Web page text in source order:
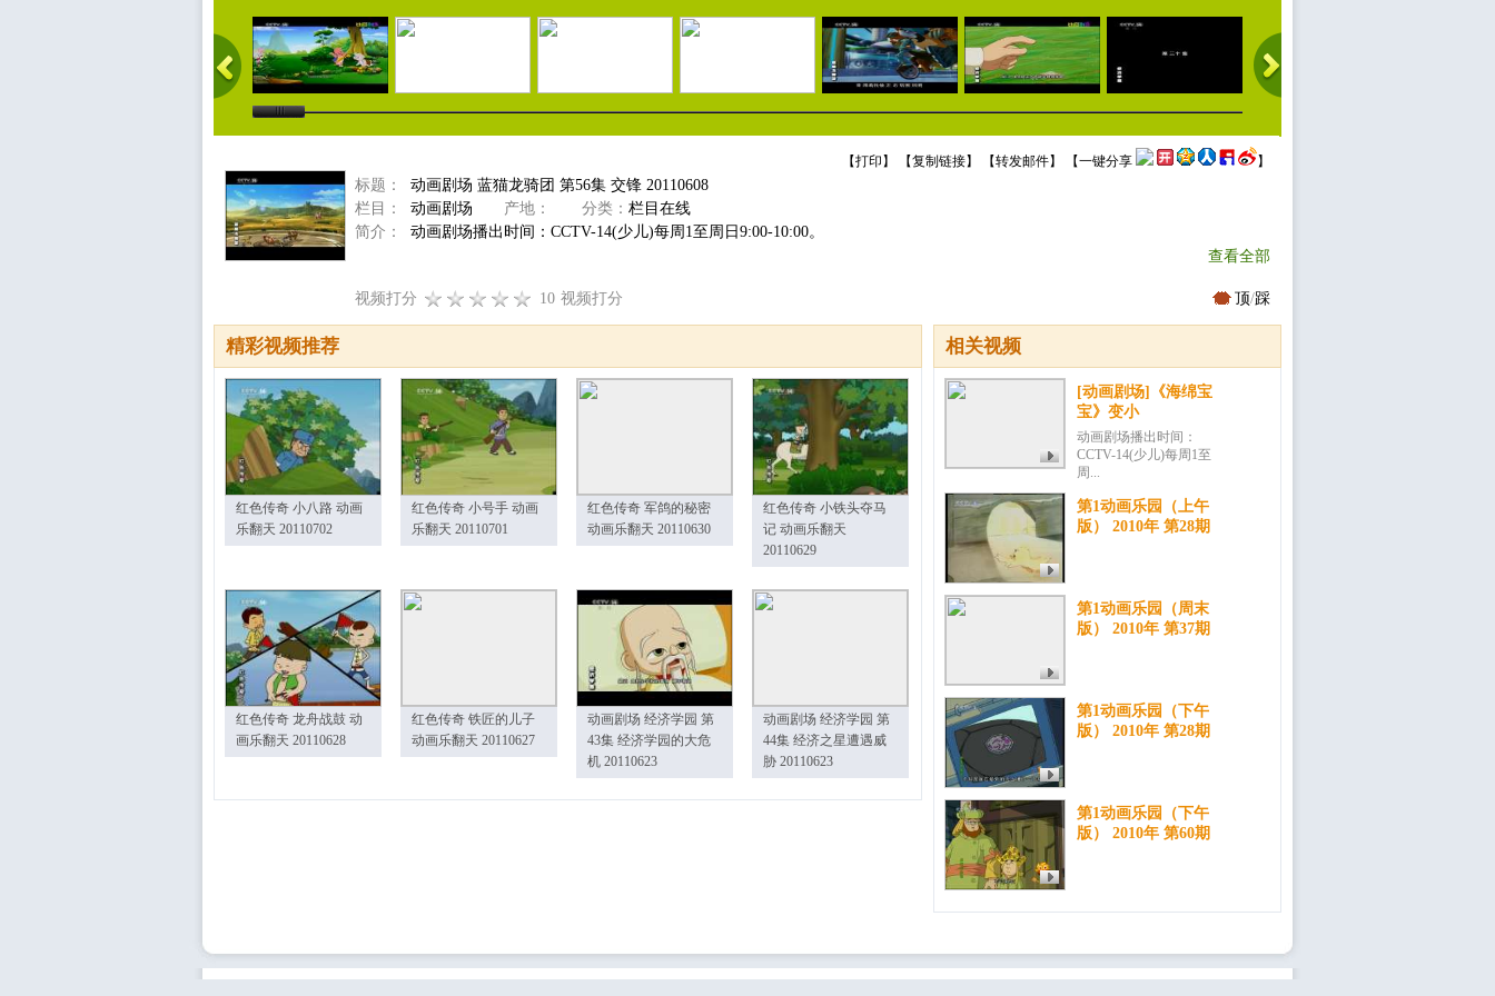
【打印 】 【复制链接】 【转发邮件】 【一键分享 】
标题：
动画剧场 蓝猫龙骑团 第56集 交锋 20110608
栏目：
动画剧场 产地： 分类： 栏目在线
简介：
动画剧场播出时间：CCTV-14(少儿)每周1至周日9:00-10:00。
查看全部
视频打分 10 视频打分 顶/踩
相关视频
[动画剧场]《海绵宝
宝》变小
动画剧场播出时间：
CCTV-14(少儿)每周1至
周...
第1动画乐园（上午
版） 2010年 第28期
第1动画乐园（周末
版） 2010年 第37期
第1动画乐园（下午
版） 2010年 第28期
第1动画乐园（下午
版） 2010年 第60期
精彩视频推荐
红色传奇 小八路 动画
乐翻天 20110702
红色传奇 小号手 动画
乐翻天 20110701
红色传奇 军鸽的秘密
动画乐翻天 20110630
红色传奇 小铁头夺马
记 动画乐翻天
20110629
红色传奇 龙舟战鼓 动
画乐翻天 20110628
红色传奇 铁匠的儿子
动画乐翻天 20110627
动画剧场 经济学园 第
43集 经济学园的大危
机 20110623
动画剧场 经济学园 第
44集 经济之星遭遇威
胁 20110623